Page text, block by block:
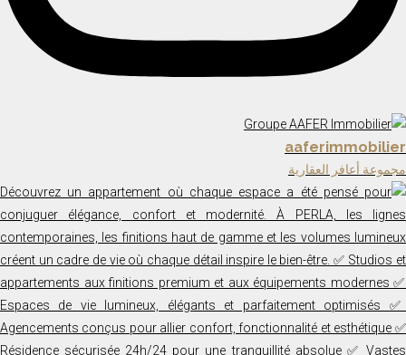
aaferimmobilier
مجموعة أعافر العقارية